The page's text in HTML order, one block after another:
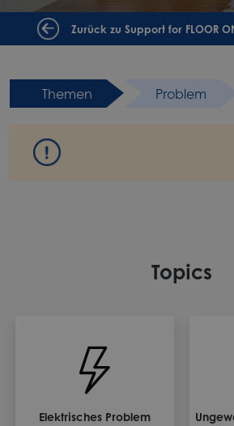
Zurück zu Support for FLOOR
Themen Problem
Topics
Elektrisches Problem